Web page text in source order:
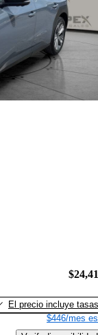
El precio incluye tasas
$446/mes